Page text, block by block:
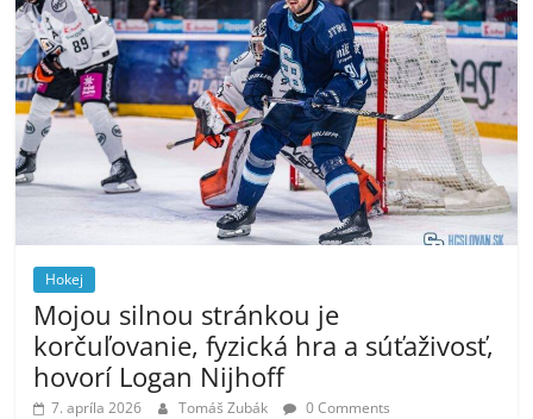
Hokej
Mojou silnou stránkou je
korčuľovanie, fyzická hra a súťaživosť,
hovorí Logan Nijhoff
7. apríla 2026 Tomáš Zubák 0 Comments